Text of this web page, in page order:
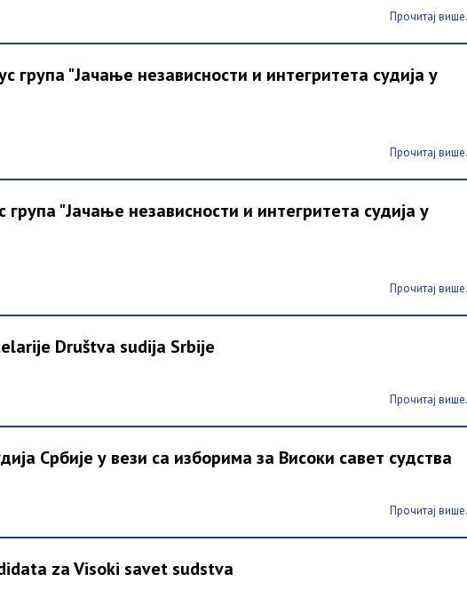
Прочитај
група "Јачање независности и интегритета судија у
Прочитај
група "Јачање независности и интегритета судија у
Прочитај
Društva sudija Srbije
Прочитај
Србије у вези са изборима за Високи савет судства
Прочитај
za Visoki savet sudstva